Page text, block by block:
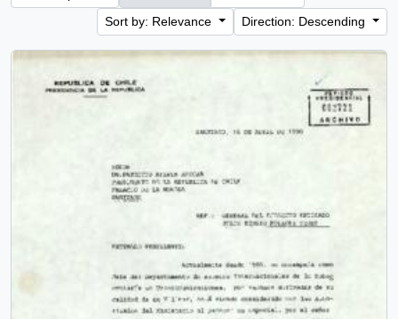
Sort by: Relevance
Direction: Descending